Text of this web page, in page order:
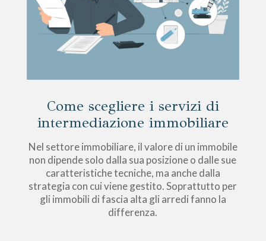
Come scegliere i servizi di
intermediazione immobiliare
Nel settore immobiliare, il valore di un immobile
non dipende solo dalla sua posizione o dalle sue
caratteristiche tecniche, ma anche dalla
strategia con cui viene gestito. Soprattutto per
gli immobili di fascia alta gli arredi fanno la
differenza.